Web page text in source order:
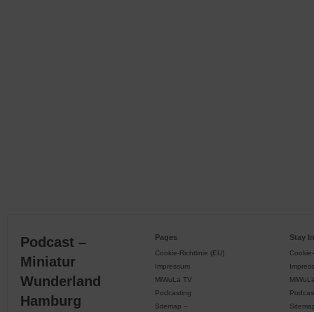
Podcast –
Miniatur
Wunderland
Hamburg
Pages
Cookie-Richtlinie (EU)
Impressum
MiWuLa TV
Podcasting
Sitemap –
Stay